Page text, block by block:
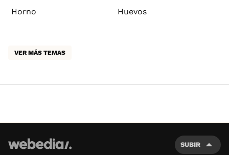
Horno Huevos
VER MÁS TEMAS
SUBIR